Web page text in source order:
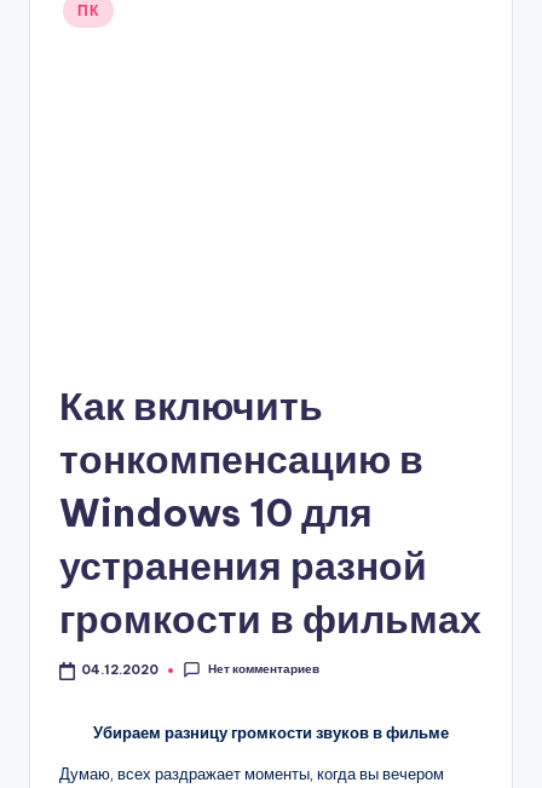
Опубликовано
ПК
Как включить
тонкомпенсацию в
Windows 10 для
устранения разной
громкости в фильмах
04.12.2020 Нет комментариев
Убираем разницу громкости звуков в фильме
Думаю, всех раздражает моменты, когда вы вечером